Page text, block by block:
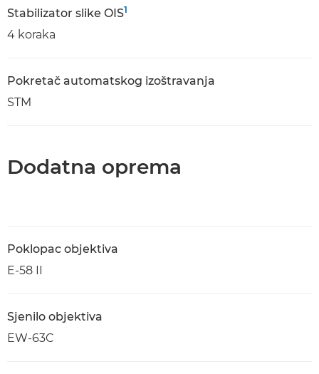
Stabilizator slike OIS1
4 koraka
Pokretač automatskog izoštravanja
STM
Dodatna oprema
Poklopac objektiva
E-58 II
Sjenilo objektiva
EW-63C